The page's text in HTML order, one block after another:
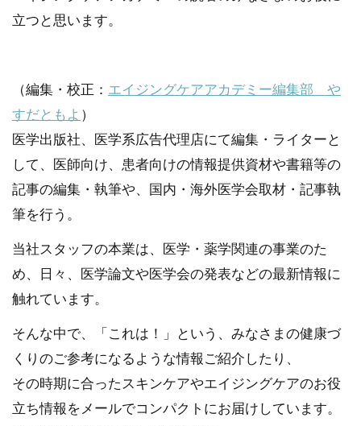
立つと思います。
（編集・校正： エイジングケアアカデミー編集部 や
すだともよ ）
医学出版社、医学系広告代理店にて編集・ライターと
して、医師向け、患者向けの情報提供資材や書籍等の
記事の編集・執筆や、国内・海外医学会取材・記事執
筆を行う。
当社スタッフの本業は、医学・薬学関連の事業のた
め、日々、医学論文や医学会の発表などの最新情報に
触れています。
そんな中で、「これは！」という、みなさまの健康づ
くりのご参考になるような情報ご紹介したり、
その時期に合ったスキンケアやエイジングケアのお役
立ち情報をメールでコンパクトにお届けしています。